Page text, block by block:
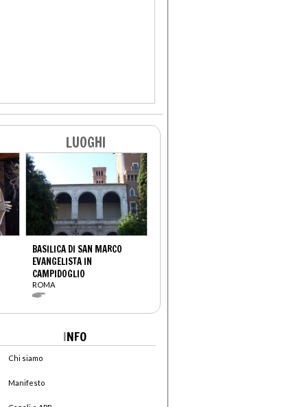
LUOGHI
BASILICA DI SAN MARCO
EVANGELISTA IN
CAMPIDOGLIO
ROMA
INFO
Chi siamo
Manifesto